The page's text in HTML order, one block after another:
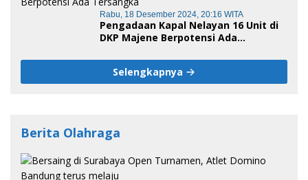
Rabu, 18 Desember 2024, 20:16 WITA
Pengadaan Kapal Nelayan 16 Unit di
DKP Majene Berpotensi Ada
Selengkapnya
Berita Olahraga